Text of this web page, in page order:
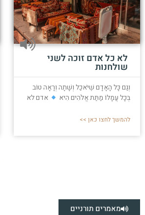
לא כל אדם זוכה לשני
שולחנות
וְגַם כָּל הָאָדָם שֶׁיֹּאכַל וְשָׁתָה וְרָאָה טוֹב
בְּכָל עֲמָלוֹ מַתַּת אֱלֹהִים הִיא
אדם לא
להמשך לחצו כאן >>
מאמרים תורניים